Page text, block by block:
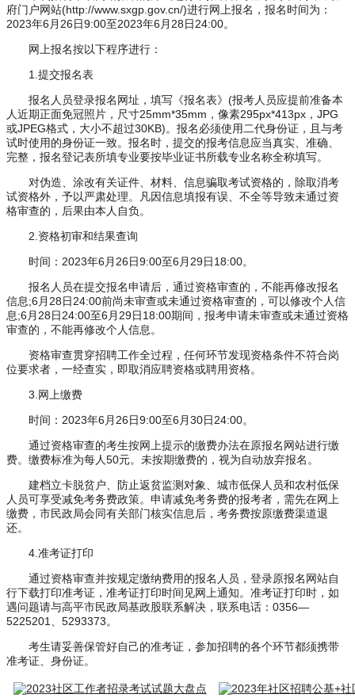
府门户网站(http://www.sxgp.gov.cn/)进行网上报名，报名时间为：
2023年6月26日9:00至2023年6月28日24:00。
网上报名按以下程序进行：
1.提交报名表
报名人员登录报名网址，填写《报名表》(报考人员应提前准备本
人近期正面免冠照片，尺寸25mm*35mm，像素295px*413px，JPG
或JPEG格式，大小不超过30KB)。报名必须使用二代身份证，且与考
试时使用的身份证一致。报名时，提交的报考信息应当真实、准确、
完整，报名登记表所填专业要按毕业证书所载专业名称全称填写。
对伪造、涂改有关证件、材料、信息骗取考试资格的，除取消考
试资格外，予以严肃处理。凡因信息填报有误、不全等导致未通过资
格审查的，后果由本人自负。
2.资格初审和结果查询
时间：2023年6月26日9:00至6月29日18:00。
报名人员在提交报名申请后，通过资格审查的，不能再修改报名
信息;6月28日24:00前尚未审查或未通过资格审查的，可以修改个人信
息;6月28日24:00至6月29日18:00期间，报考申请未审查或未通过资格
审查的，不能再修改个人信息。
资格审查贯穿招聘工作全过程，任何环节发现资格条件不符合岗
位要求者，一经查实，即取消应聘资格或聘用资格。
3.网上缴费
时间：2023年6月26日9:00至6月30日24:00。
通过资格审查的考生按网上提示的缴费办法在原报名网站进行缴
费。缴费标准为每人50元。未按期缴费的，视为自动放弃报名。
建档立卡脱贫户、防止返贫监测对象、城市低保人员和农村低保
人员可享受减免考务费政策。申请减免考务费的报考者，需先在网上
缴费，市民政局会同有关部门核实信息后，考务费按原缴费渠道退
还。
4.准考证打印
通过资格审查并按规定缴纳费用的报名人员，登录原报名网站自
行下载打印准考证，准考证打印时间见网上通知。准考证打印时，如
遇问题请与高平市民政局基政股联系解决，联系电话：0356—
5225201、5293373。
考生请妥善保管好自己的准考证，参加招聘的各个环节都须携带
准考证、身份证。